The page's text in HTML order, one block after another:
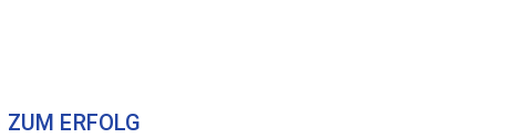
ERFOLG